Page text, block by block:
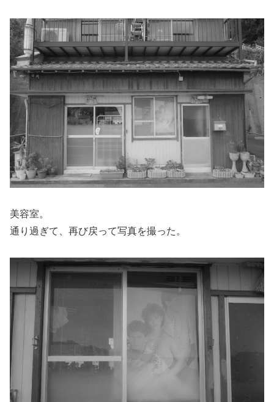
美容室。
通り過ぎて、再び戻って写真を撮った。